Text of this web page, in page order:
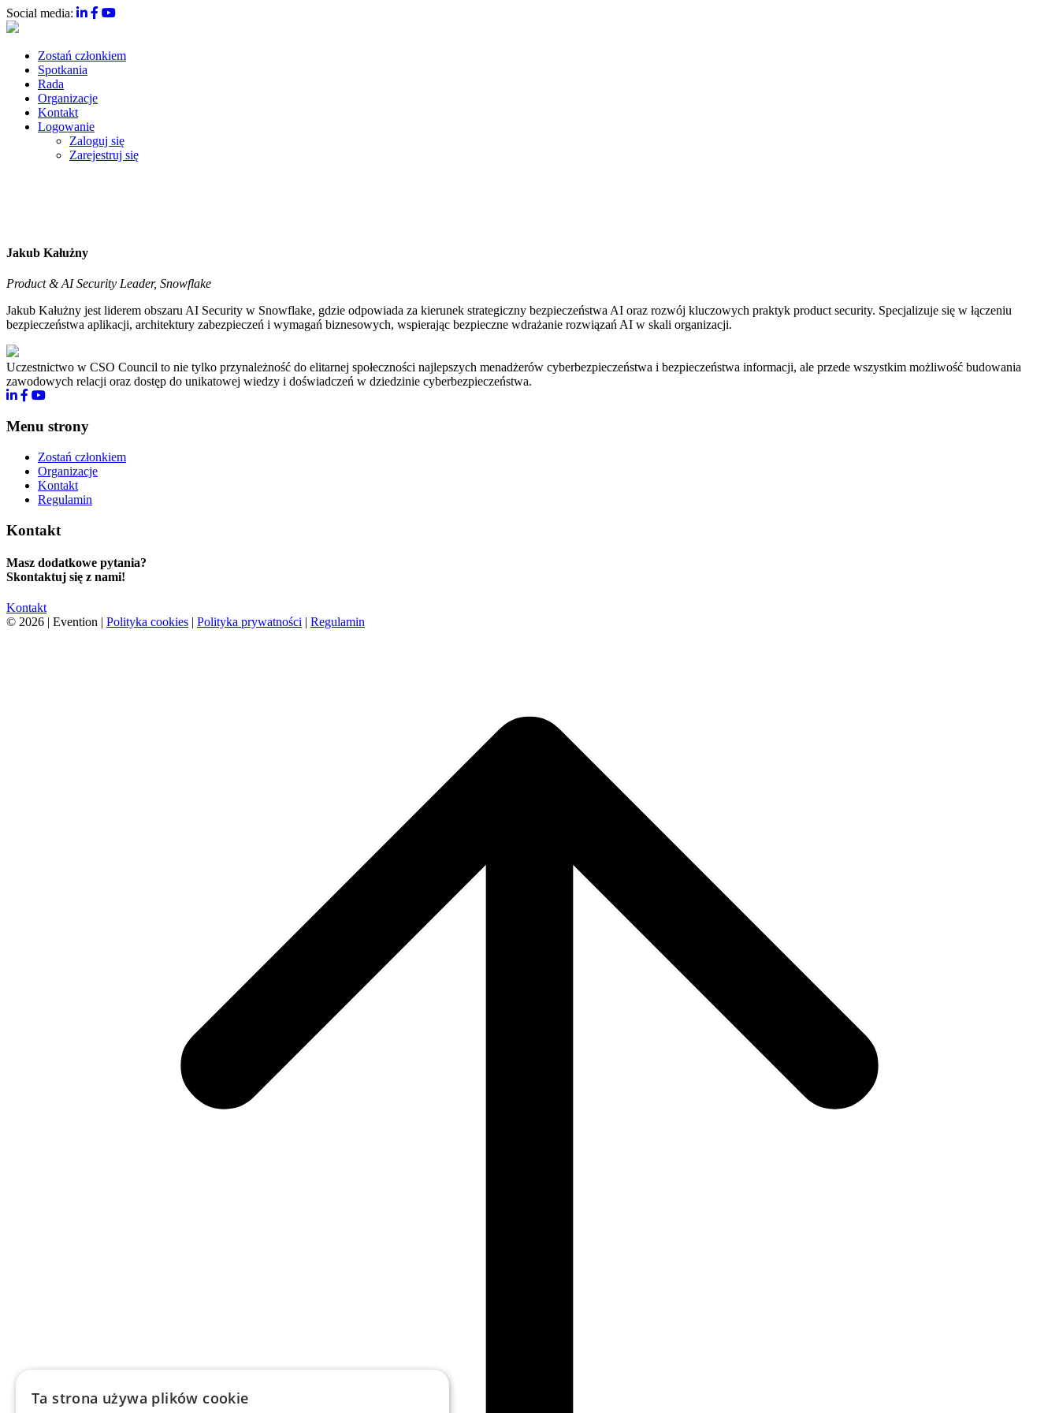
Social media:
Zostań członkiem
Spotkania
Rada
Organizacje
Kontakt
Logowanie
Zaloguj się
Zarejestruj się
Jakub Kałużny
Product & AI Security Leader, Snowflake
Jakub Kałużny jest liderem obszaru AI Security w Snowflake, gdzie odpowiada za kierunek strategiczny bezpieczeństwa AI oraz rozwój kluczowych praktyk product security. Specjalizuje się w łączeniu
bezpieczeństwa aplikacji, architektury zabezpieczeń i wymagań biznesowych, wspierając bezpieczne wdrażanie rozwiązań AI w skali organizacji.
Uczestnictwo w CSO Council to nie tylko przynależność do elitarnej społeczności najlepszych menadżerów cyberbezpieczeństwa i bezpieczeństwa informacji, ale przede wszystkim możliwość budowania
zawodowych relacji oraz dostęp do unikatowej wiedzy i doświadczeń w dziedzinie cyberbezpieczeństwa.
Menu strony
Zostań członkiem
Organizacje
Kontakt
Regulamin
Kontakt
Masz dodatkowe pytania?
Skontaktuj się z nami!
Kontakt
© 2026 | Evention | Polityka cookies | Polityka prywatności | Regulamin
Ta strona używa plików cookie